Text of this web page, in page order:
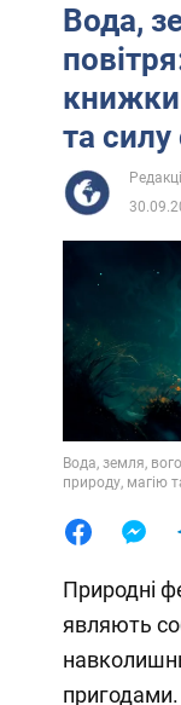
Вода,
книжки
та силу
Вода, земля,
природу, магію
Природні
являють
пригодами.